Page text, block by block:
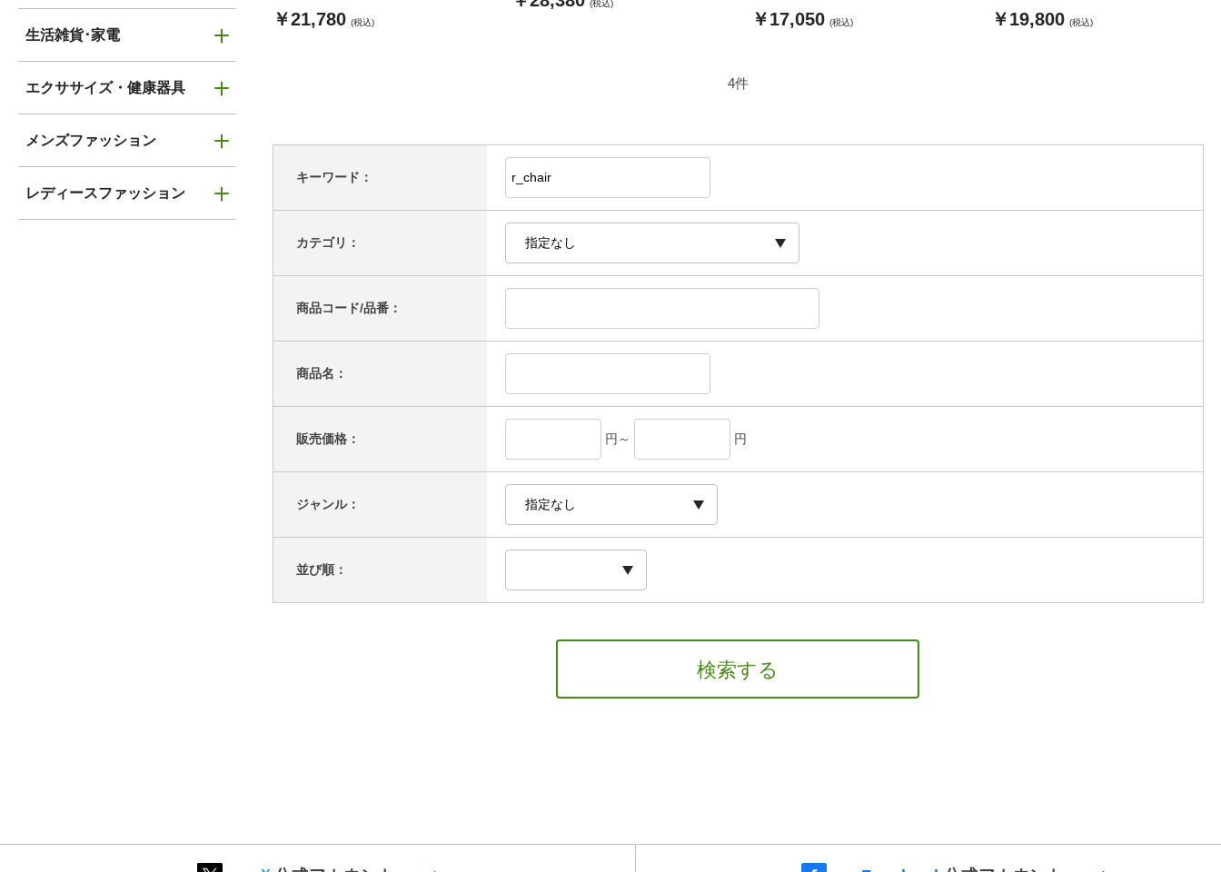
生活雑貨･家電
エクササイズ・健康器具
メンズファッション
レディースファッション
￥21,780 (税込)
(税込)
￥17,050 (税込) ￥19,800 (税込)
4件
キーワード：
カテゴリ：
商品コード/品番：
商品名：
販売価格： 円～ 円
ジャンル：
並び順：